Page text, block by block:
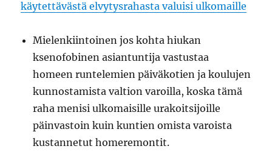
käytettävästä elvytysrahasta valuisi ulkomaille
Mielenkiintoinen jos kohta hiukan
ksenofobinen asiantuntija vastustaa
homeen runtelemien päiväkotien ja koulujen
kunnostamista valtion varoilla, koska tämä
raha menisi ulkomaisille urakoitsijoille
päinvastoin kuin kuntien omista varoista
kustannetut homeremontit.